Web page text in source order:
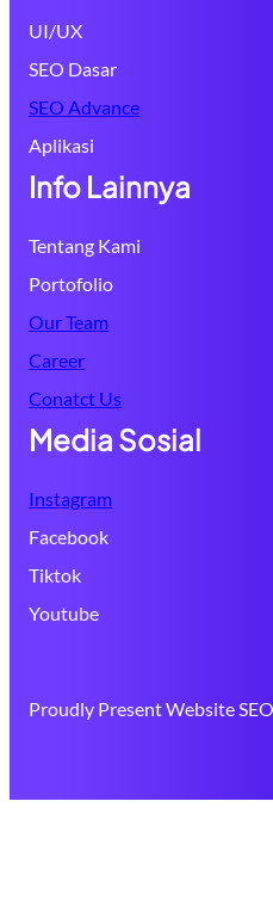
UI/UX
SEO Dasar
SEO Advance
Aplikasi
Info Lainnya
Tentang Kami
Portofolio
Our Team
Career
Conatct Us
Media Sosial
Instagram
Facebook
Tiktok
Youtube
Proudly Present Website